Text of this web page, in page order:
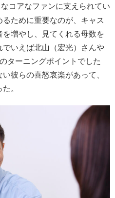
コアなファンに支えられてい
ために重要なのが、キャス
増やし、見てくれる母数を
いえば北山（宏光）さんや
ターニングポイントでした
彼らの喜怒哀楽があって、
。